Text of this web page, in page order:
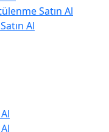
Satın Al
Al